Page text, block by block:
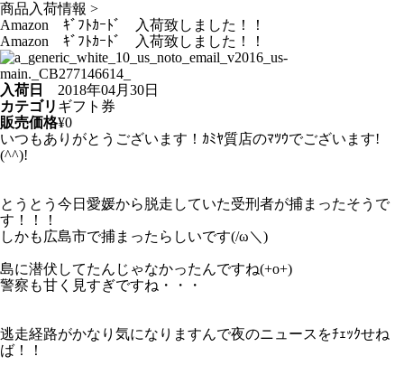
商品入荷情報 >
Amazon ｷﾞﾌﾄｶｰﾄﾞ 入荷致しました！！
Amazon ｷﾞﾌﾄｶｰﾄﾞ 入荷致しました！！
入荷日
2018年04月30日
カテゴリ ギフト券
販売価格¥0
いつもありがとうございます！ｶﾐﾔ質店のﾏﾂｳでございます!
(^^)!
とうとう今日愛媛から脱走していた受刑者が捕まったそうで
す！！！
しかも広島市で捕まったらしいです(/ω＼)
島に潜伏してたんじゃなかったんですね(+o+)
警察も甘く見すぎですね・・・
逃走経路がかなり気になりますんで夜のニュースをﾁｪｯｸせね
ば！！